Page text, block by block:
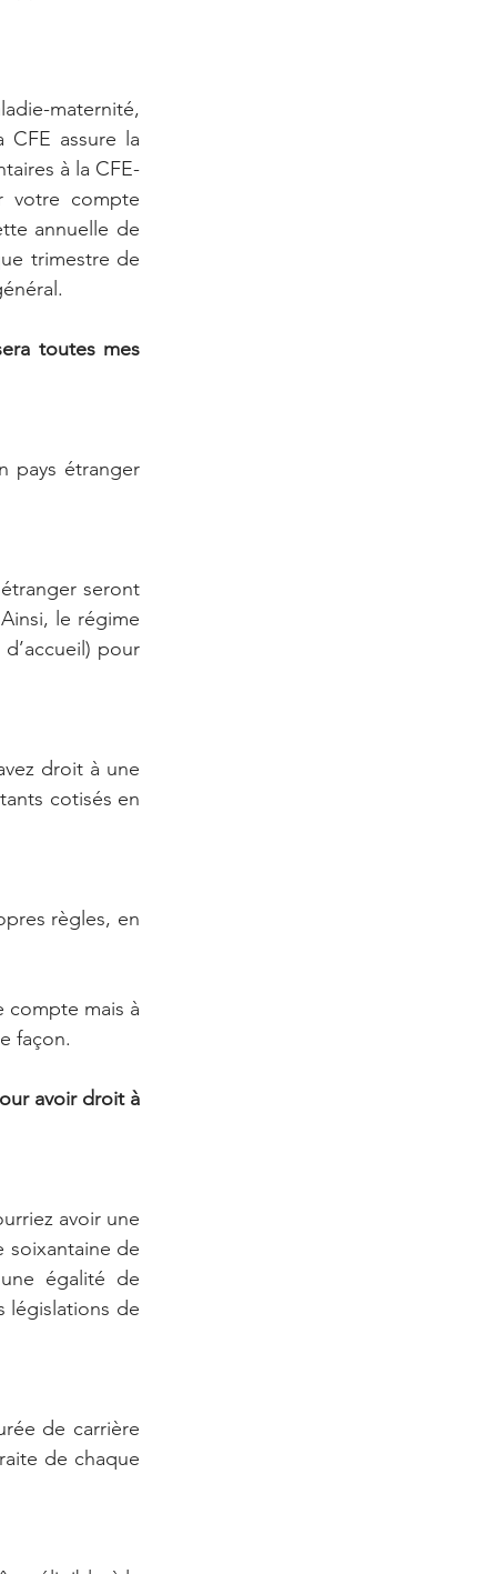
maternité,
CFE assure la
à la CFE-
votre compte
annuelle de
trimestre de
toutes mes
pays étranger
seront
le régime
pour
droit à une
cotisés en
règles, en
compte mais à
façon.
avoir droit à
avoir une
soixantaine de
égalité de
législations de
de carrière
de chaque